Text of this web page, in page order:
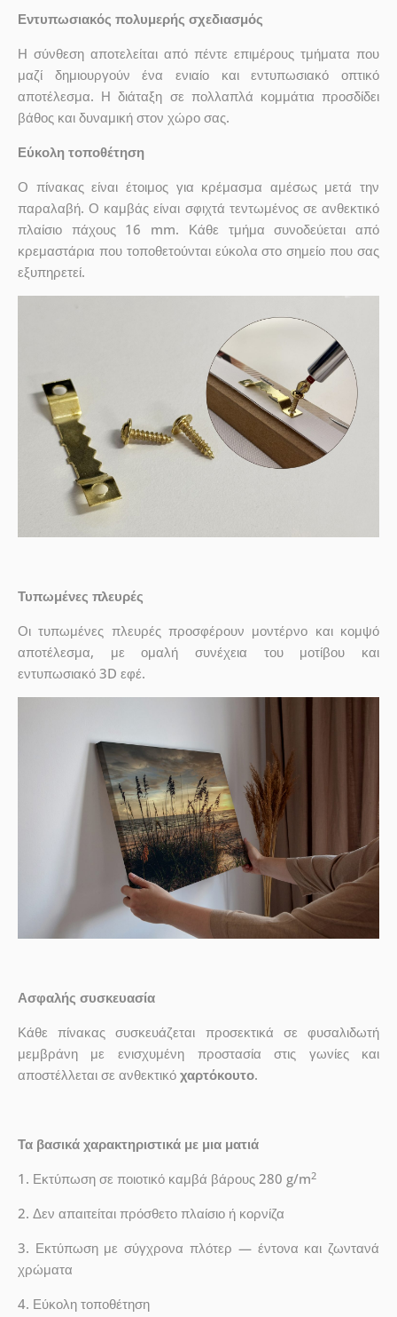
Εντυπωσιακός πολυμερής σχεδιασμός
Η σύνθεση αποτελείται από πέντε επιμέρους τμήματα που
μαζί δημιουργούν ένα ενιαίο και εντυπωσιακό οπτικό
αποτέλεσμα. Η διάταξη σε πολλαπλά κομμάτια προσδίδει
βάθος και δυναμική στον χώρο σας.
Εύκολη τοποθέτηση
Ο πίνακας είναι έτοιμος για κρέμασμα αμέσως μετά την
παραλαβή. Ο καμβάς είναι σφιχτά τεντωμένος σε ανθεκτικό
πλαίσιο πάχους 16 mm. Κάθε τμήμα συνοδεύεται από
κρεμαστάρια που τοποθετούνται εύκολα στο σημείο που σας
εξυπηρετεί.
Τυπωμένες πλευρές
Οι τυπωμένες πλευρές προσφέρουν μοντέρνο και κομψό
αποτέλεσμα, με ομαλή συνέχεια του μοτίβου και
εντυπωσιακό 3D εφέ.
Ασφαλής συσκευασία
Κάθε πίνακας συσκευάζεται προσεκτικά σε φυσαλιδωτή
μεμβράνη με ενισχυμένη προστασία στις γωνίες και
αποστέλλεται σε ανθεκτικό χαρτόκουτο.
Τα βασικά χαρακτηριστικά με μια ματιά
1. Εκτύπωση σε ποιοτικό καμβά βάρους 280 g/m2
2. Δεν απαιτείται πρόσθετο πλαίσιο ή κορνίζα
3. Εκτύπωση με σύγχρονα πλότερ — έντονα και ζωντανά
χρώματα
4. Εύκολη τοποθέτηση